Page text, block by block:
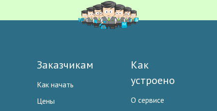
Заказчикам
Как начать
Цены
Как
устроено
О сервисе